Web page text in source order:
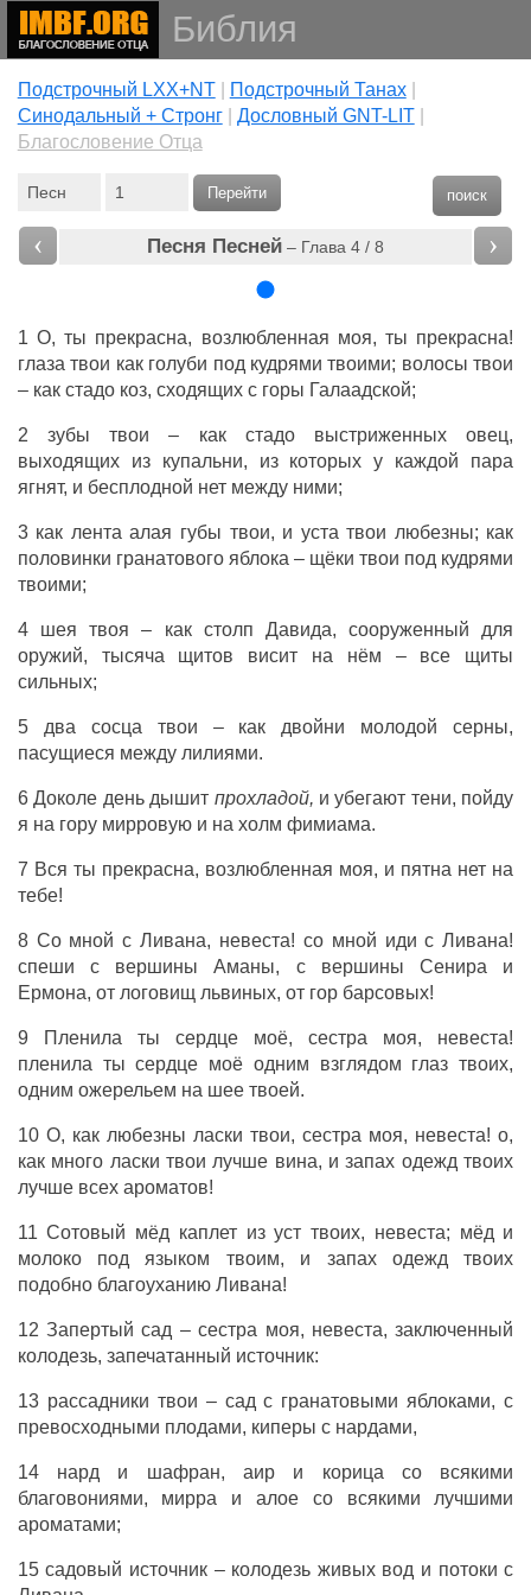
Библия
Подстрочный LXX+NT| Подстрочный Танах|
Cинодальный + Стронг| Дословный GNT-LIT|
Благословение Отца
поиск
Перейти
‹ Песня Песней– Глава 4 / 8 ›
1 О, ты прекрасна, возлюбленная моя, ты прекрасна!
глаза твои как голуби под кудрями твоими; волосы твои
– как стадо коз, сходящих с горы Галаадской;
2 зубы твои – как стадо выстриженных овец,
выходящих из купальни, из которых у каждой пара
ягнят, и бесплодной нет между ними;
3 как лента алая губы твои, и уста твои любезны; как
половинки гранатового яблока – щёки твои под кудрями
твоими;
4 шея твоя – как столп Давида, сооруженный для
оружий, тысяча щитов висит на нём – все щиты
сильных;
5 два сосца твои – как двойни молодой серны,
пасущиеся между лилиями.
6 Доколе день дышит прохладой, и убегают тени, пойду
я на гору мирровую и на холм фимиама.
7 Вся ты прекрасна, возлюбленная моя, и пятна нет на
тебе!
8 Со мной с Ливана, невеста! со мной иди с Ливана!
спеши с вершины Аманы, с вершины Сенира и
Ермона, от логовищ львиных, от гор барсовых!
9 Пленила ты сердце моё, сестра моя, невеста!
пленила ты сердце моё одним взглядом глаз твоих,
одним ожерельем на шее твоей.
10 О, как любезны ласки твои, сестра моя, невеста! о,
как много ласки твои лучше вина, и запах одежд твоих
лучше всех ароматов!
11 Сотовый мёд каплет из уст твоих, невеста; мёд и
молоко под языком твоим, и запах одежд твоих
подобно благоуханию Ливана!
12 Запертый сад – сестра моя, невеста, заключенный
колодезь, запечатанный источник:
13 рассадники твои – сад с гранатовыми яблоками, с
превосходными плодами, киперы с нардами,
14 нард и шафран, аир и корица со всякими
благовониями, мирра и алое со всякими лучшими
ароматами;
15 садовый источник – колодезь живых вод и потоки с